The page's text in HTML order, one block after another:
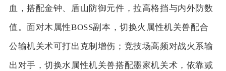
血，搭配金钟、盾山防御元件，拉高格挡与内外防数
值。面对木属性BOSS副本，切换火属性机关兽配合
公输机关术可打出克制增伤；竞技场高频对战火系输
出对手，切换水属性机关兽搭配墨家机关术，依靠减